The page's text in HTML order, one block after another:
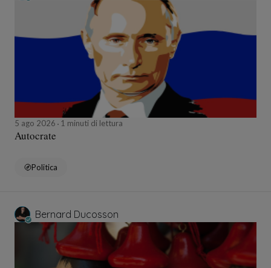
5 ago 2026 1 minuti di lettura
Autocrate
Politica
Bernard Ducosson